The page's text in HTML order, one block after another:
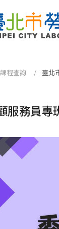
課程查詢 臺北
服務員專